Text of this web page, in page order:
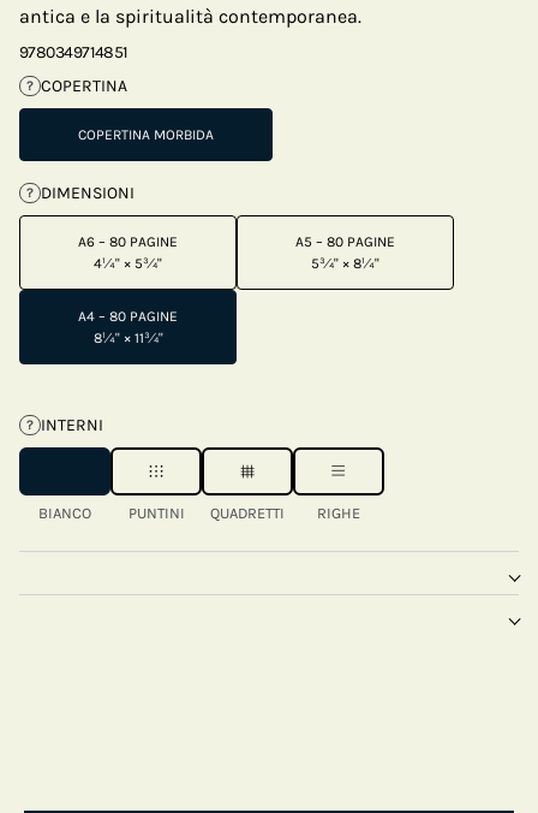
antica e la spiritualità contemporanea.
9780349714851
? COPERTINA
COPERTINA MORBIDA
? DIMENSIONI
A6 – 80 PAGINE
4¼" × 5¾"
A5 – 80 PAGINE
5¾" × 8¼"
A4 – 80 PAGINE
8¼" × 11¾"
? INTERNI
BIANCO PUNTINI QUADRETTI RIGHE